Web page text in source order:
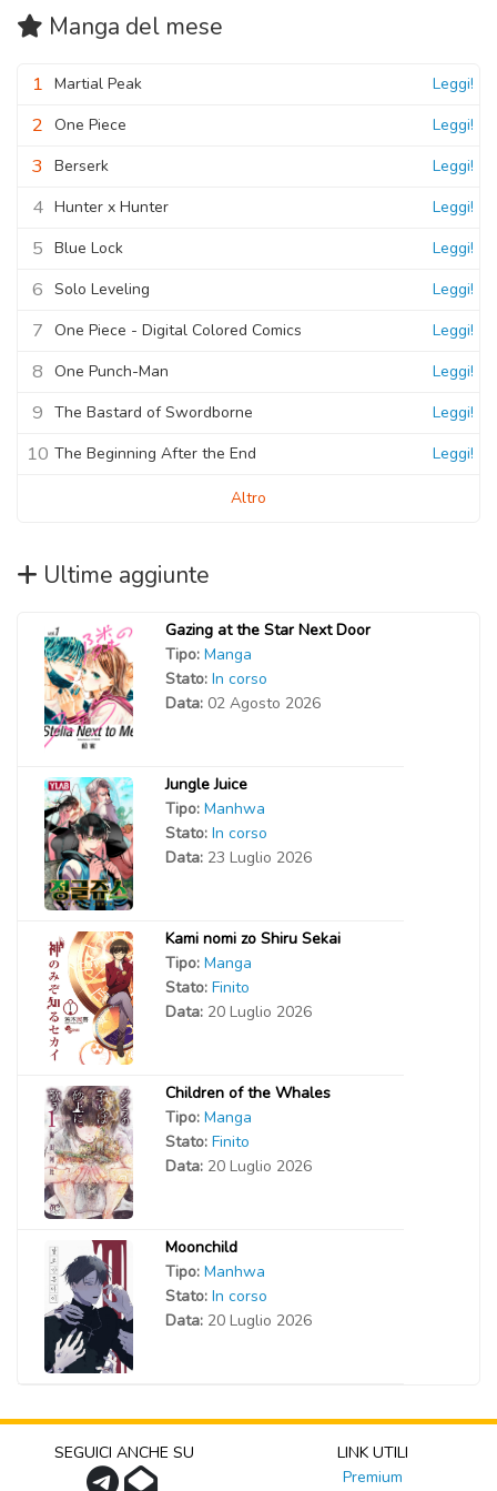
Manga del mese
1 Martial Peak Leggi!
2 One Piece Leggi!
3 Berserk Leggi!
4 Hunter x Hunter Leggi!
5 Blue Lock Leggi!
6 Solo Leveling Leggi!
7 One Piece - Digital Colored Comics Leggi!
8 One Punch-Man Leggi!
9 The Bastard of Swordborne Leggi!
10 The Beginning After the End Leggi!
Altro
Ultime aggiunte
Gazing at the Star Next Door
Tipo: Manga
Stato: In corso
Data: 02 Agosto 2026
Jungle Juice
Tipo: Manhwa
Stato: In corso
Data: 23 Luglio 2026
Kami nomi zo Shiru Sekai
Tipo: Manga
Stato: Finito
Data: 20 Luglio 2026
Children of the Whales
Tipo: Manga
Stato: Finito
Data: 20 Luglio 2026
Moonchild
Tipo: Manhwa
Stato: In corso
Data: 20 Luglio 2026
SEGUICI ANCHE SU
LINK UTILI
Premium